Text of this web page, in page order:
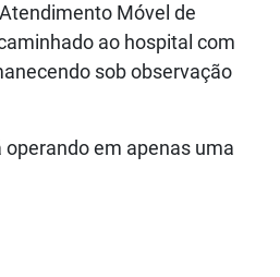
Móvel de
ao hospital com
sob observação
em apenas uma